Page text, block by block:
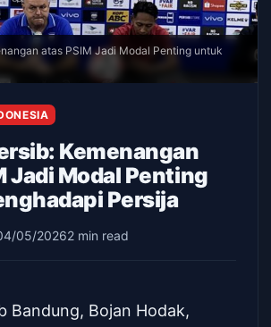
atas PSIM Jadi Modal Penting untuk
Kemenangan
Jadi Modal Penting
Persija
05/20262 min read
Bandung, Bojan Hodak,